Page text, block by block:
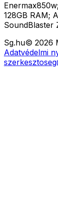
128GB RAM;
SoundBlaster
Sg.hu© 2026
Adatvédelmi